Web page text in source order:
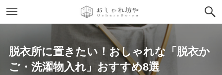
脱衣所に置きたい！おしゃれな「脱衣か
ご・洗濯物入れ」おすすめ8選